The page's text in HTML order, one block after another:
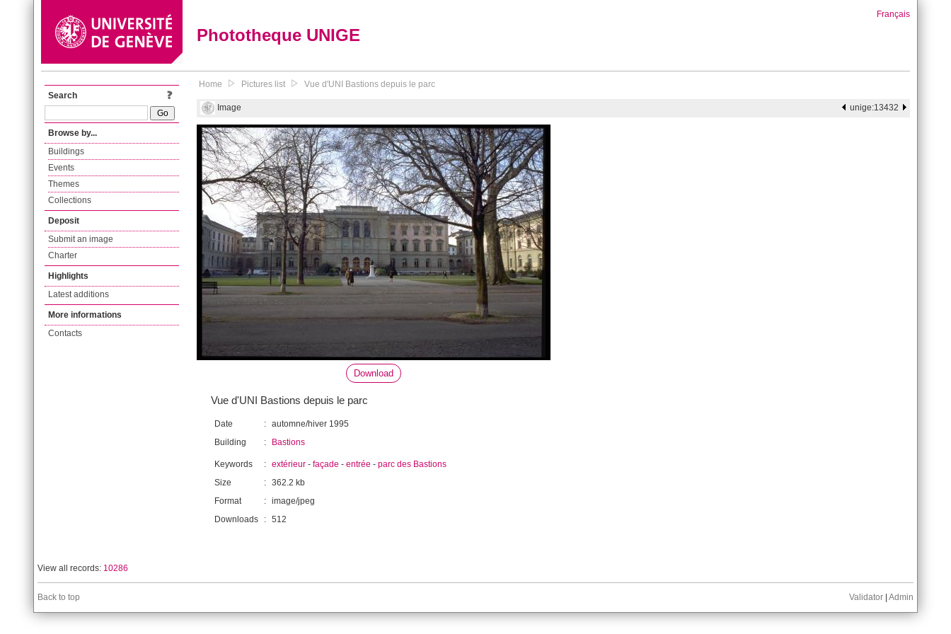
Phototheque UNIGE
Français
Search
Browse by...
Buildings
Events
Themes
Collections
Deposit
Submit an image
Charter
Highlights
Latest additions
More informations
Contacts
Home Pictures list Vue d'UNI Bastions depuis le parc
Image unige:13432
Download
Vue d'UNI Bastions depuis le parc
Date : automne/hiver 1995
Building
: Bastions
Keywords : extérieur - façade - entrée - parc des Bastions
Size
: 362.2 kb
Format
: image/jpeg
Downloads
: 512
View all records: 10286
Back to top Validator Admin